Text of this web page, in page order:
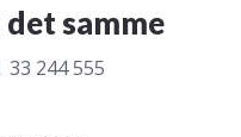
samme
33 244 555